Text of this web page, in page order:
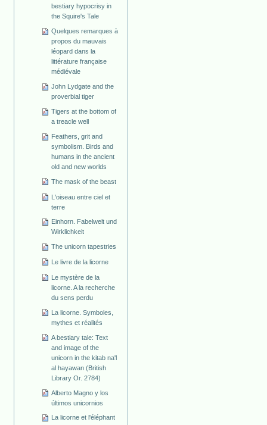
bestiary hypocrisy in
the Squire's Tale
Quelques remarques à
propos du mauvais
léopard dans la
littérature française
médiévale
John Lydgate and the
proverbial tiger
Tigers at the bottom of
a treacle well
Feathers, grit and
symbolism. Birds and
humans in the ancient
old and new worlds
The mask of the beast
L'oiseau entre ciel et
terre
Einhorn. Fabelwelt und
Wirklichkeit
The unicorn tapestries
Le livre de la licorne
Le mystère de la
licorne. A la recherche
du sens perdu
La licorne. Symboles,
mythes et réalités
A bestiary tale: Text
and image of the
unicorn in the kitab na'l
al hayawan (British
Library Or. 2784)
Alberto Magno y los
últimos unicornios
La licorne et l'éléphant